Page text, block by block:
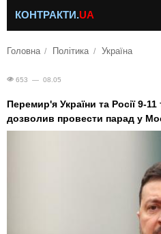
КОНТРАКТИ.UA
Головна Політика Україна
653 — 08.05
Перемир'я України та Росії 9-
дозволив провести парад у